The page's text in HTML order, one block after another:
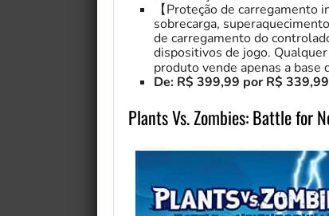
【Proteção de
sobrecarga,
de carregamento do
dispositivos de jogo.
produto vende apenas a base
De: R$ 399,99 por R$ 339,99
Plants Vs. Zombies: Battle for